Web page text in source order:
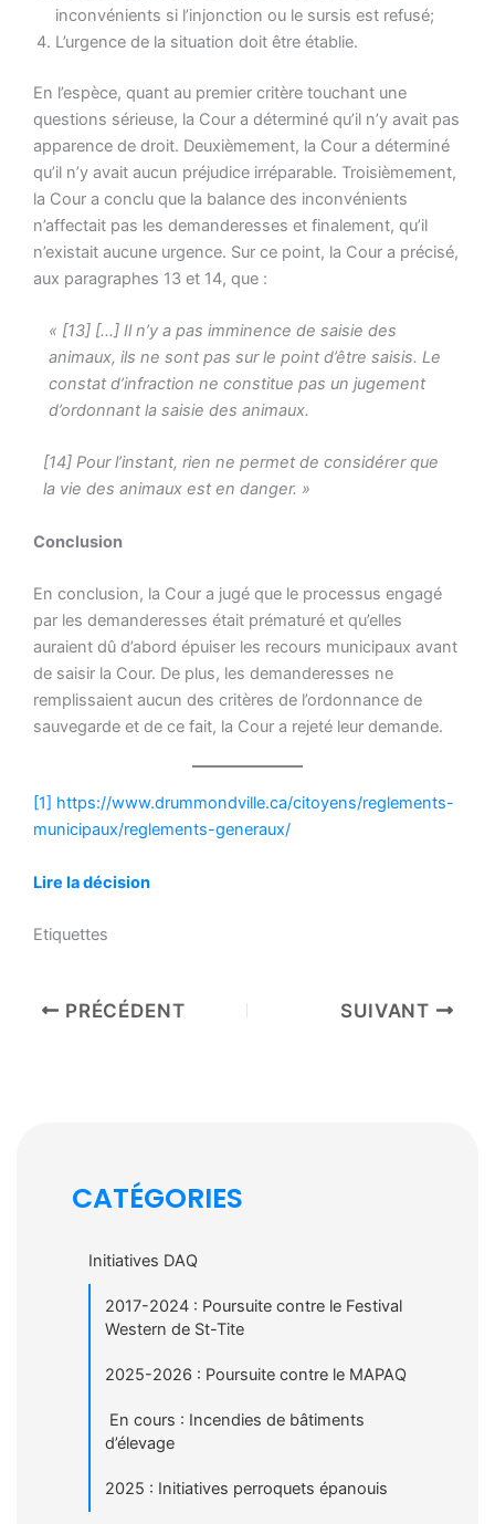
inconvénients si l’injonction ou le sursis est refusé;
L’urgence de la situation doit être établie.
En l’espèce, quant au premier critère touchant une
questions sérieuse, la Cour a déterminé qu’il n’y avait pas
apparence de droit. Deuxièmement, la Cour a déterminé
qu’il n’y avait aucun préjudice irréparable. Troisièmement,
la Cour a conclu que la balance des inconvénients
n’affectait pas les demanderesses et finalement, qu’il
n’existait aucune urgence. Sur ce point, la Cour a précisé,
aux paragraphes 13 et 14, que :
« [13] […] Il n’y a pas imminence de saisie des
animaux, ils ne sont pas sur le point d’être saisis. Le
constat d’infraction ne constitue pas un jugement
d’ordonnant la saisie des animaux.
[14] Pour l’instant, rien ne permet de considérer que
la vie des animaux est en danger. »
Conclusion
En conclusion, la Cour a jugé que le processus engagé
par les demanderesses était prématuré et qu’elles
auraient dû d’abord épuiser les recours municipaux avant
de saisir la Cour. De plus, les demanderesses ne
remplissaient aucun des critères de l’ordonnance de
sauvegarde et de ce fait, la Cour a rejeté leur demande.
[1] https://www.drummondville.ca/citoyens/reglements-
municipaux/reglements-generaux/
Lire la décision
Etiquettes
PRÉCÉDENT SUIVANT
CATÉGORIES
Initiatives DAQ
2017-2024 : Poursuite contre le Festival
Western de St-Tite
2025-2026 : Poursuite contre le MAPAQ
En cours : Incendies de bâtiments
d’élevage
2025 : Initiatives perroquets épanouis